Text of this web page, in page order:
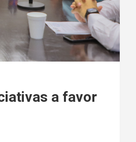
a favor